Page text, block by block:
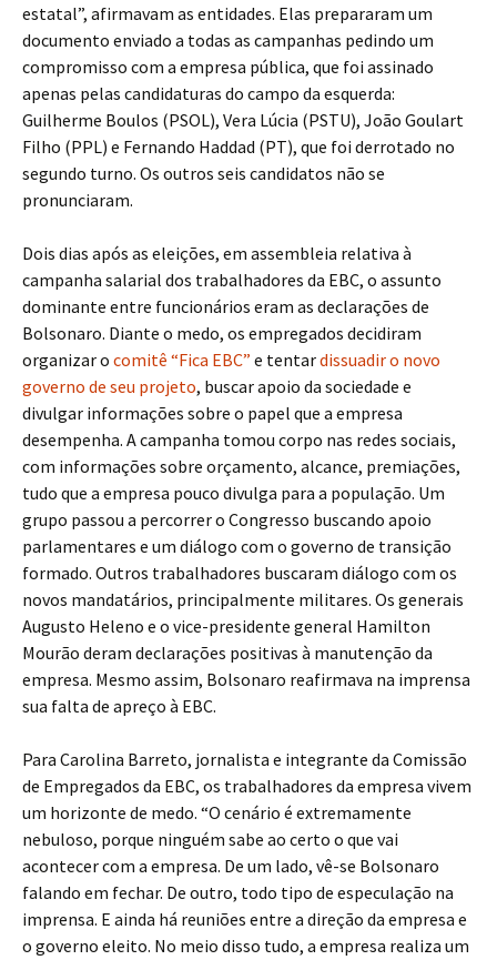
estatal”, afirmavam as entidades. Elas prepararam um
documento enviado a todas as campanhas pedindo um
compromisso com a empresa pública, que foi assinado
apenas pelas candidaturas do campo da esquerda:
Guilherme Boulos (PSOL), Vera Lúcia (PSTU), João Goulart
Filho (PPL) e Fernando Haddad (PT), que foi derrotado no
segundo turno. Os outros seis candidatos não se
pronunciaram.
Dois dias após as eleições, em assembleia relativa à
campanha salarial dos trabalhadores da EBC, o assunto
dominante entre funcionários eram as declarações de
Bolsonaro. Diante o medo, os empregados decidiram
organizar o comitê “Fica EBC” e tentardissuadir o novo
governo de seu projeto, buscar apoio da sociedade e
divulgar informações sobre o papel que a empresa
desempenha. A campanha tomou corpo nas redes sociais,
com informações sobre orçamento, alcance, premiações,
tudo que a empresa pouco divulga para a população. Um
grupo passou a percorrer o Congresso buscando apoio
parlamentares e um diálogo com o governo de transição
formado. Outros trabalhadores buscaram diálogo com os
novos mandatários, principalmente militares. Os generais
Augusto Heleno e o vice-presidente general Hamilton
Mourão deram declarações positivas à manutenção da
empresa. Mesmo assim, Bolsonaro reafirmava na imprensa
sua falta de apreço à EBC.
Para Carolina Barreto, jornalista e integrante da Comissão
de Empregados da EBC, os trabalhadores da empresa vivem
um horizonte de medo. “O cenário é extremamente
nebuloso, porque ninguém sabe ao certo o que vai
acontecer com a empresa. De um lado, vê-se Bolsonaro
falando em fechar. De outro, todo tipo de especulação na
imprensa. E ainda há reuniões entre a direção da empresa e
o governo eleito. No meio disso tudo, a empresa realiza um